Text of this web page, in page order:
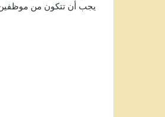
يجب أن تتكون من